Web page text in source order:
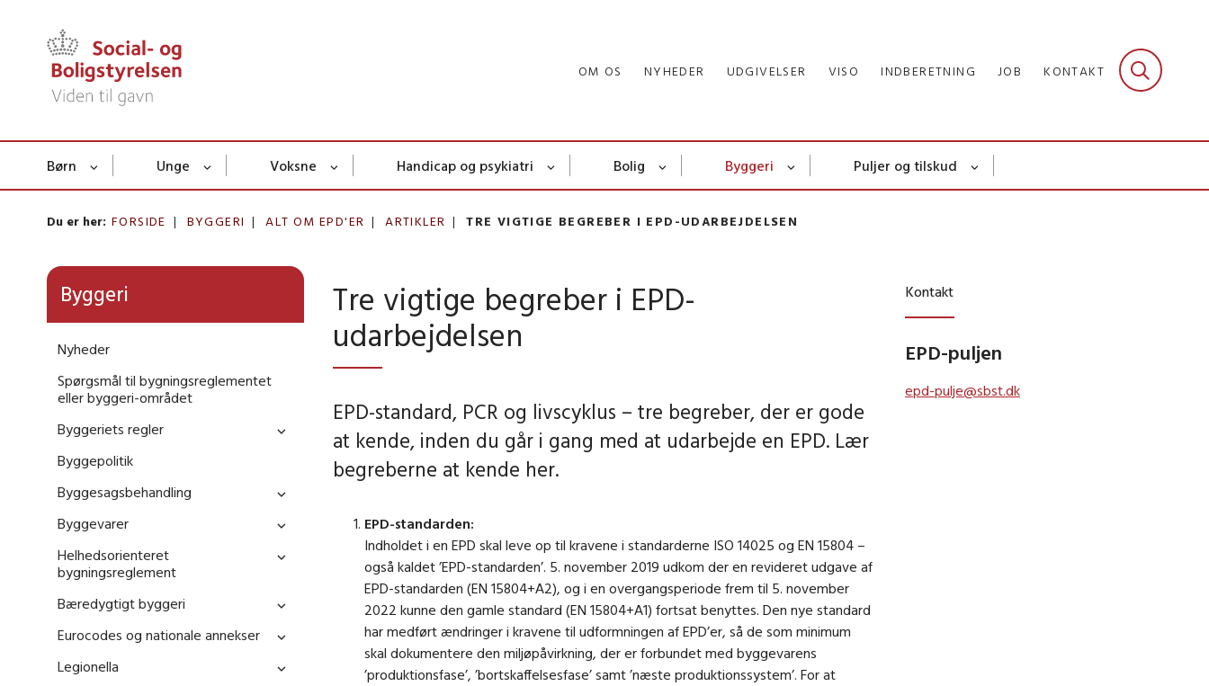
OM OS NYHEDER UDGIVELSER VISO INDBERETNING JOB KONTAKT
Børn Unge Voksne Handicap og psykiatri Bolig Byggeri Puljer og tilskud
Du er her: FORSIDE BYGGERI ALT OM EPD'ER ARTIKLER TRE VIGTIGE BEGREBER I EPD-UDARBEJDELSEN
Byggeri
Nyheder
Spørgsmål til bygningsreglementet
eller byggeri-området
Byggeriets regler
Byggepolitik
Byggesagsbehandling
Byggevarer
Helhedsorienteret
bygningsreglement
Bæredygtigt byggeri
Eurocodes og nationale annekser
Legionella
Tre vigtige begreber i EPD-
udarbejdelsen
EPD-standard, PCR og livscyklus – tre begreber, der er gode
at kende, inden du går i gang med at udarbejde en EPD. Lær
begreberne at kende her.
EPD-standarden:
Indholdet i en EPD skal leve op til kravene i standarderne ISO 14025 og EN 15804 –
også kaldet ’EPD-standarden’. 5. november 2019 udkom der en revideret udgave af
EPD-standarden (EN 15804+A2), og i en overgangsperiode frem til 5. november
2022 kunne den gamle standard (EN 15804+A1) fortsat benyttes. Den nye standard
har medført ændringer i kravene til udformningen af EPD’er, så de som minimum
skal dokumentere den miljøpåvirkning, der er forbundet med byggevarens
’produktionsfase’, ’bortskaffelsesfase’ samt ’næste produktionssystem’. For at
Kontakt
EPD-puljen
epd-pulje@sbst.dk